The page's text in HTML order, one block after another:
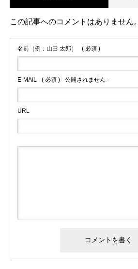
この記事へのコメントはありません。
名前（例：山田 太郎） ( 必須 )
E-MAIL ( 必須 ) - 公開されません -
URL